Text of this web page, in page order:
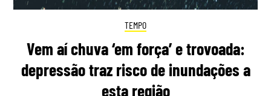
TEMPO
Vem aí chuva ‘em força’ e trovoada:
depressão traz risco de inundações a
esta região